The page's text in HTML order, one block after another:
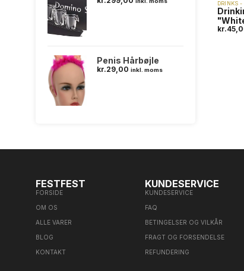
Penis Hårbøjle
kr.29,00 inkl. moms
DRINKS
kr.
FESTFEST
FORSIDE
OM OS
ALLE VARER
BLOG
KONTAKT
KUNDESERVICE
KUNDESERVICE
FAQ
BETINGELSER OG VILKÅR
FRAGT OG FORSENDELSE
REFUNDERING